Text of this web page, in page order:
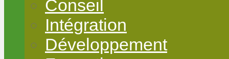
Conseil
Intégration
Développement